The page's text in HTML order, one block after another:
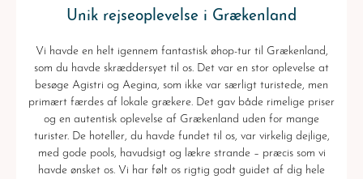
Unik rejseoplevelse i Grækenland
Vi havde en helt igennem fantastisk øhop-tur til Grækenland,
som du havde skræddersyet til os. Det var en stor oplevelse at
besøge Agistri og Aegina, som ikke var særligt turistede, men
primært færdes af lokale grækere. Det gav både rimelige priser
og en autentisk oplevelse af Grækenland uden for mange
turister. De hoteller, du havde fundet til os, var virkelig dejlige,
med gode pools, havudsigt og lækre strande – præcis som vi
havde ønsket os. Vi har følt os rigtig godt guidet af dig hele